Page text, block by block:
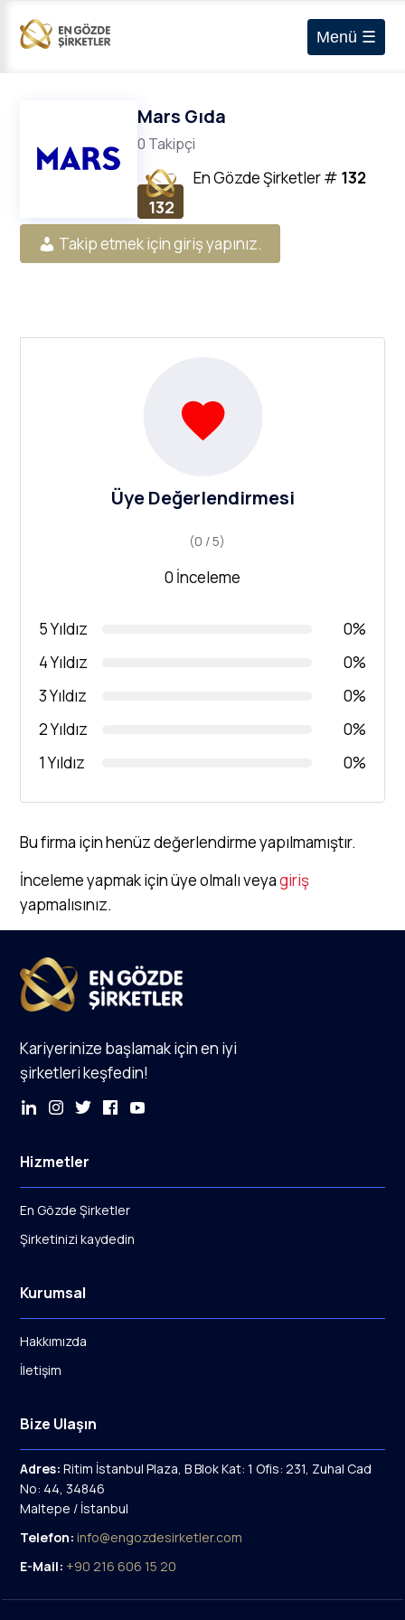
Menü ☰
Mars Gıda
0 Takipçi
132
En Gözde Şirketler# 132
Takip etmek için giriş yapınız.
Üye Değerlendirmesi
(0 / 5)
0 İnceleme
5 Yıldız
0%
4 Yıldız
0%
3 Yıldız
0%
2 Yıldız
0%
1 Yıldız
0%
Bu firma için henüz değerlendirme yapılmamıştır.
İnceleme yapmak için üye olmalı veyagiriş
yapmalısınız.
Kariyerinize başlamak için en iyi
şirketleri keşfedin!
Hizmetler
En Gözde Şirketler
Şirketinizi kaydedin
Kurumsal
Hakkımızda
İletişim
Bize Ulaşın
Adres: Ritim İstanbul Plaza, B Blok Kat: 1 Ofis: 231, Zuhal Cad
No: 44, 34846
Maltepe / İstanbul
Telefon: info@engozdesirketler.com
E-Mail: +90 216 606 15 20